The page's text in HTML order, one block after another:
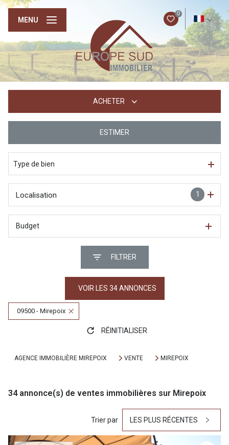
0
FR
MENU
ACHETER
ESTIMER
Type de bien
1
Localisation
Budget
FILTRER
VOIR LES 34ANNONCES
09500 - Mirepoix
RÉINITIALISER
AGENCE IMMOBILIÈRE MIREPOIX VENTE MIREPOIX
34annonce(s) de ventes immobilières sur Mirepoix
Trier par LES PLUS RÉCENTES